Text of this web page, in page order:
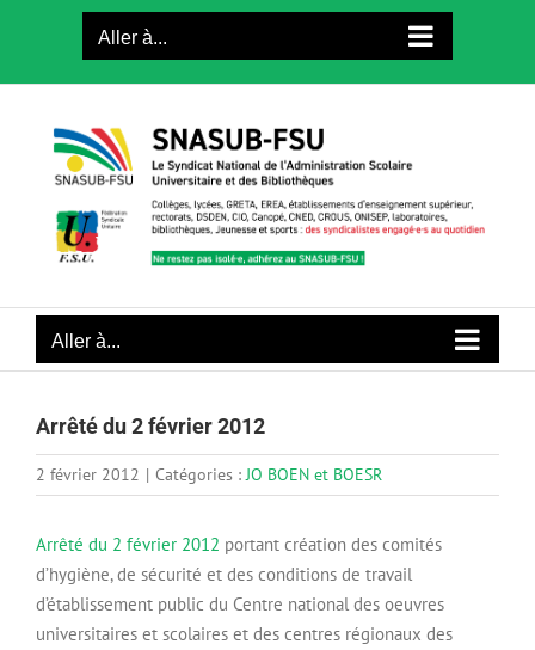
Aller à...
Aller à...
Arrêté du 2 février 2012
2 février 2012 | Catégories : JO BOEN et BOESR
Arrêté du 2 février 2012 portant création des comités
d’hygiène, de sécurité et des conditions de travail
d’établissement public du Centre national des oeuvres
universitaires et scolaires et des centres régionaux des